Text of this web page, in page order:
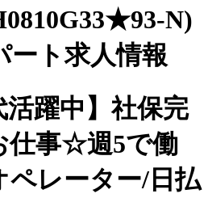
N)
ート求人情報
活躍中】社保完
仕事☆週5で働
レーター/日払